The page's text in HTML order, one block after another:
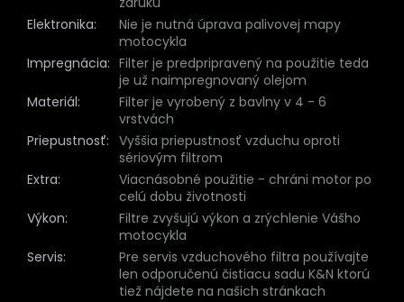
Elektronika:
Nie je nutná úprava palivovej mapy
motocykla
Impregnácia: Filter je predpripravený na použitie teda
je už naimpregnovaný olejom
Materiál:
Filter je vyrobený z bavlny v 4 - 6
vrstvách
Priepustnosť: Vyššia priepustnosť vzduchu oproti
sériovým filtrom
Extra:
Viacnásobné použitie - chráni motor po
celú dobu životnosti
Výkon:
Filtre zvyšujú výkon a zrýchlenie Vášho
motocykla
Servis:
Pre servis vzduchového filtra používajte
len odporučenú čistiacu sadu K&N ktorú
tiež nájdete na našich stránkach